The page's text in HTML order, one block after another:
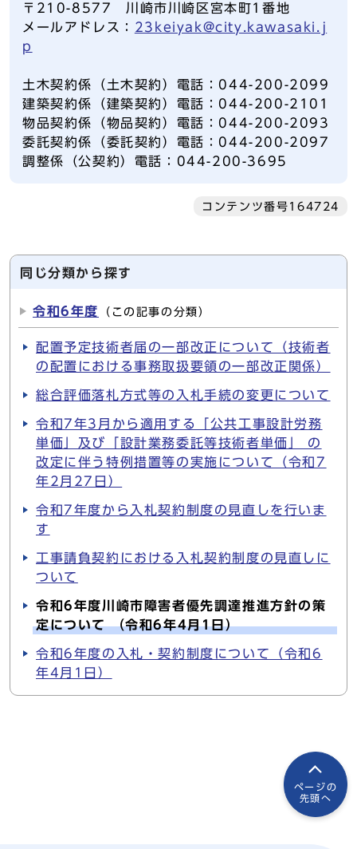
〒210-8577 川崎市川崎区宮本町1番地
メールアドレス： 23keiyak@city.kawasaki.j
p
土木契約係（土木契約）電話：044-200-2099
建築契約係（建築契約）電話：044-200-2101
物品契約係（物品契約）電話：044-200-2093
委託契約係（委託契約）電話：044-200-2097
調整係（公契約）電話：044-200-3695
コンテンツ番号164724
同じ分類から探す
令和6年度 （この記事の分類）
配置予定技術者届の一部改正について（技術者
の配置における事務取扱要領の一部改正関係）
総合評価落札方式等の入札手続の変更について
令和7年3月から適用する「公共工事設計労務
単価」及び「設計業務委託等技術者単価」 の
改定に伴う特例措置等の実施について（令和7
年2月27日）
令和7年度から入札契約制度の見直しを行いま
す
工事請負契約における入札契約制度の見直しに
ついて
令和6年度川崎市障害者優先調達推進方針の策
定について （令和6年4月1日）
令和6年度の入札・契約制度について（令和6
年4月1日）
ページの
先頭へ